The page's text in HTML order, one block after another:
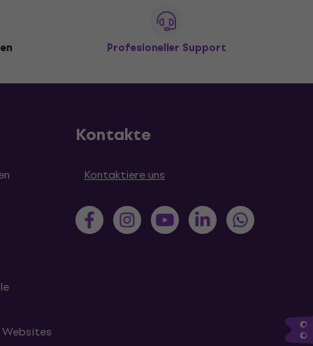
Profesioneller Support
Kontakte
Kontaktiere uns